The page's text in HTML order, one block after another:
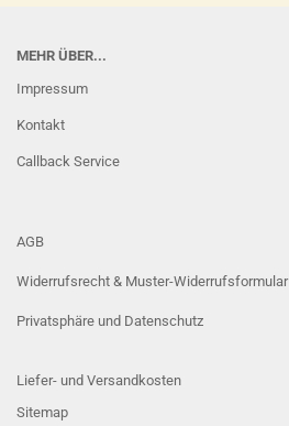
MEHR ÜBER...
Impressum
Kontakt
Callback Service
AGB
Widerrufsrecht & Muster-Widerrufsformular
Privatsphäre und Datenschutz
Liefer- und Versandkosten
Sitemap